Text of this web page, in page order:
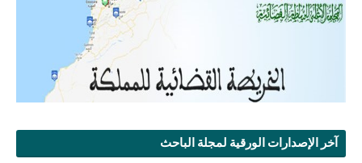
آخر الإصدارات الورقية لمجلة الباحث